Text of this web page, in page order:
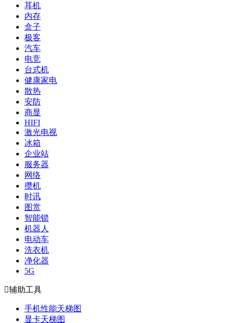
耳机
内存
盒子
极客
汽车
电竞
台式机
健康家电
散热
安防
商显
HIFI
激光电视
冰箱
企业站
服务器
网络
攒机
时讯
图赏
智能锁
机器人
电动车
洗衣机
净化器
5G
辅助工具
手机性能天梯图
显卡天梯图